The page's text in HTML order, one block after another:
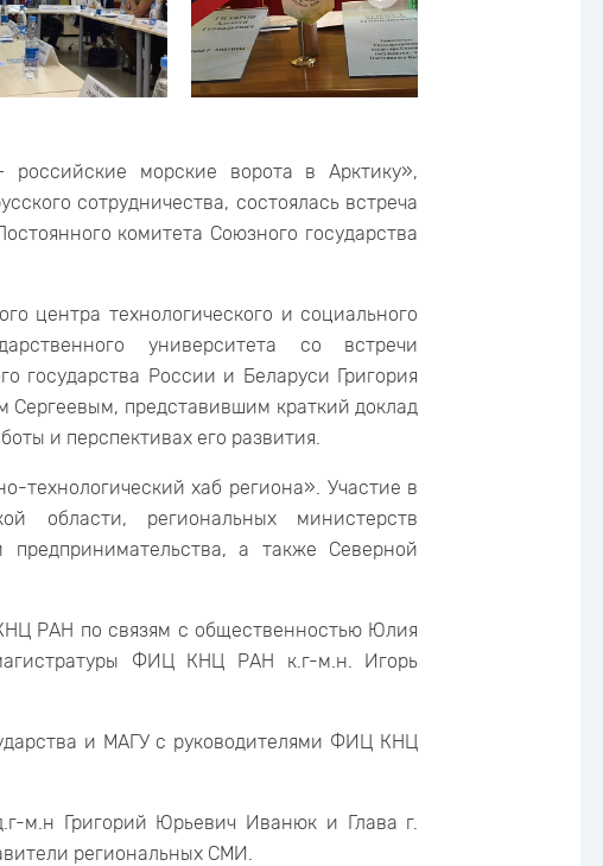
морские ворота в Арктику»,
сотрудничества, состоялась встреча
комитета Союзного государства
центра технологического и социального
университета со встречи
государства России и Беларуси Григория
представившим краткий доклад
и перспективах его развития.
технологический хаб региона». Участие в
области, региональных министерств
а также Северной
РАН по связям с общественностью Юлия
ФИЦ КНЦ РАН к.г-м.н. Игорь
и МАГУ с руководителями ФИЦ КНЦ
м.н Григорий Юрьевич Иванюк и Глава г.
региональных СМИ.